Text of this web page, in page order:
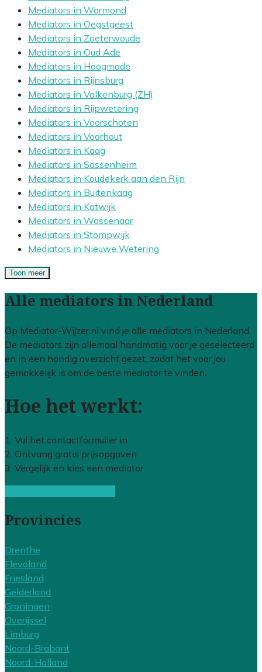
Mediators in Warmond
Mediators in Oegstgeest
Mediators in Zoeterwoude
Mediators in Oud Ade
Mediators in Hoogmade
Mediators in Rijnsburg
Mediators in Valkenburg (ZH)
Mediators in Rijpwetering
Mediators in Voorschoten
Mediators in Voorhout
Mediators in Kaag
Mediators in Sassenheim
Mediators in Koudekerk aan den Rijn
Mediators in Buitenkaag
Mediators in Katwijk
Mediators in Wassenaar
Mediators in Stompwijk
Mediators in Nieuwe Wetering
Toon meer
Alle mediators in Nederland
Op Mediator-Wijzer.nl vind je alle mediators in Nederland.
De mediators zijn allemaal handmatig voor je geselecteerd
en in een handig overzicht gezet, zodat het voor jou
gemakkelijk is om de beste mediator te vinden.
Hoe het werkt:
1. Vul het contactformulier in
2. Ontvang gratis prijsopgaven
3. Vergelijk en kies een mediator
Provincies
Drenthe
Flevoland
Friesland
Gelderland
Groningen
Overijssel
Limburg
Noord-Brabant
Noord-Holland